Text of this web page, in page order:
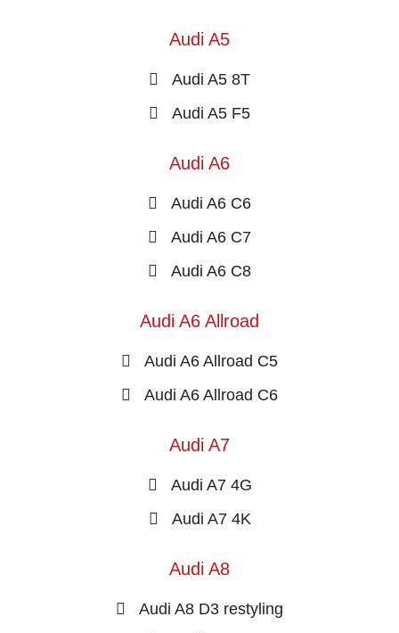
Audi A5
Audi A5 8T
Audi A5 F5
Audi A6
Audi A6 C6
Audi A6 C7
Audi A6 C8
Audi A6 Allroad
Audi A6 Allroad C5
Audi A6 Allroad C6
Audi A7
Audi A7 4G
Audi A7 4K
Audi A8
Audi A8 D3 restyling